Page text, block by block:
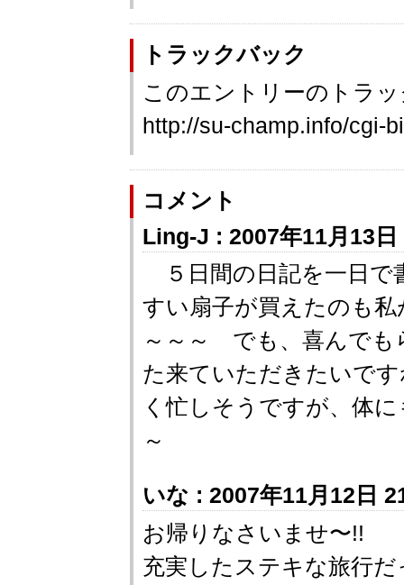
トラックバック
このエントリーのトラ
http://su-champ.info/cgi-
コメント
Ling-J : 2007年11月13日
５日間の日記を一
すい扇子が買えたのも
～～～ でも、喜んでも
た来ていただきたいで
く忙しそうですが、体
～
いな : 2007年11月12日
お帰りなさいませ〜!!
充実したステキな旅行